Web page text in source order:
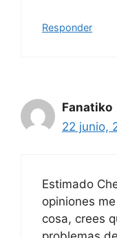
Responder
Fanatiko
22 junio,
Estimado
opiniones
cosa, crees